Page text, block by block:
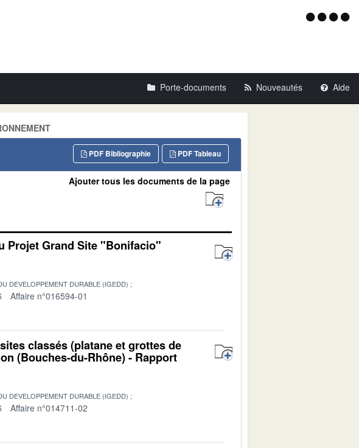
Menu
Porte-documents Nouveautés Aide
PDF Tableau
PDF Bibliographie
Ajouter tous les documents de la page
Projet Grand Site "Bonifacio"
DEVELOPPEMENT DURABLE (IGEDD)
Affaire n°016594-01
classés (platane et grottes de
(Bouches-du-Rhône) - Rapport
DEVELOPPEMENT DURABLE (IGEDD)
Affaire n°014711-02